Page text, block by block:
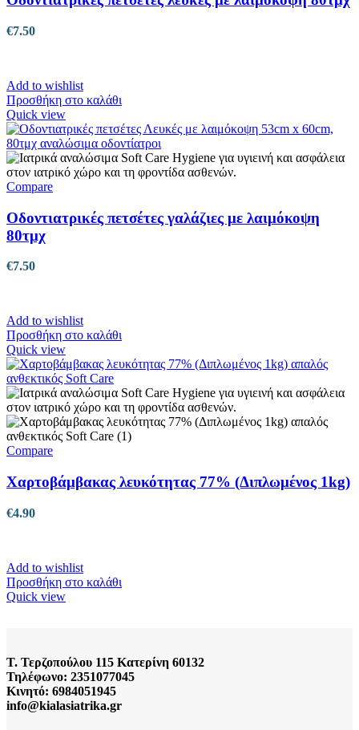
€7.50
Add to wishlist
Προσθήκη στο καλάθι
Quick view
Compare
Οδοντιατρικές πετσέτες γαλάζιες με λαιμόκοψη
80τμχ
€7.50
Add to wishlist
Προσθήκη στο καλάθι
Quick view
Compare
Χαρτοβάμβακας λευκότητας 77% (Διπλωμένος 1kg)
€4.90
Add to wishlist
Προσθήκη στο καλάθι
Quick view
Τ. Τερζοπούλου 115 Κατερίνη 60132
Τηλέφωνο: 2351077045
Κινητό: 6984051945
info@kialasiatrika.gr